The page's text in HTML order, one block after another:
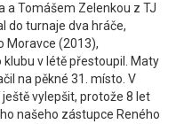
a Tomášem Zelenkou z TJ
do turnaje dva hráče,
Moravce (2013),
v létě přestoupil. Maty
na pěkné 31. místo. V
vylepšit, protože 8 let
našeho zástupce Reného